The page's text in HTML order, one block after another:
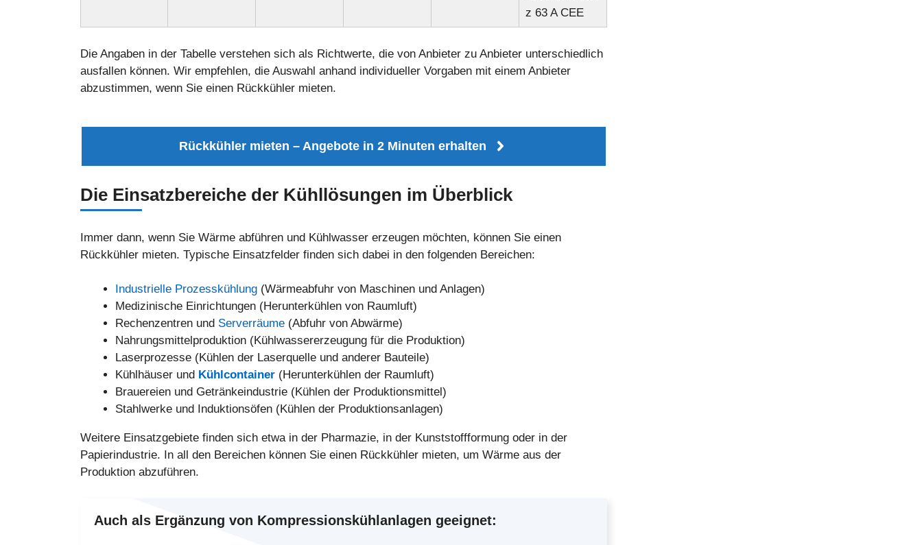
z 63 A CEE
Die Angaben in der Tabelle verstehen sich als Richtwerte, die von Anbieter zu Anbieter unterschiedlich
ausfallen können. Wir empfehlen, die Auswahl anhand individueller Vorgaben mit einem Anbieter
abzustimmen, wenn Sie einen Rückkühler mieten.
Rückkühler mieten – Angebote in 2 Minuten erhalten
Die Einsatzbereiche der Kühllösungen im Überblick
Immer dann, wenn Sie Wärme abführen und Kühlwasser erzeugen möchten, können Sie einen
Rückkühler mieten. Typische Einsatzfelder finden sich dabei in den folgenden Bereichen:
Industrielle Prozesskühlung (Wärmeabfuhr von Maschinen und Anlagen)
Medizinische Einrichtungen (Herunterkühlen von Raumluft)
Rechenzentren und Serverräume (Abfuhr von Abwärme)
Nahrungsmittelproduktion (Kühlwassererzeugung für die Produktion)
Laserprozesse (Kühlen der Laserquelle und anderer Bauteile)
Kühlhäuser und Kühlcontainer (Herunterkühlen der Raumluft)
Brauereien und Getränkeindustrie (Kühlen der Produktionsmittel)
Stahlwerke und Induktionsöfen (Kühlen der Produktionsanlagen)
Weitere Einsatzgebiete finden sich etwa in der Pharmazie, in der Kunststoffformung oder in der
Papierindustrie. In all den Bereichen können Sie einen Rückkühler mieten, um Wärme aus der
Produktion abzuführen.
Auch als Ergänzung von Kompressionskühlanlagen geeignet: